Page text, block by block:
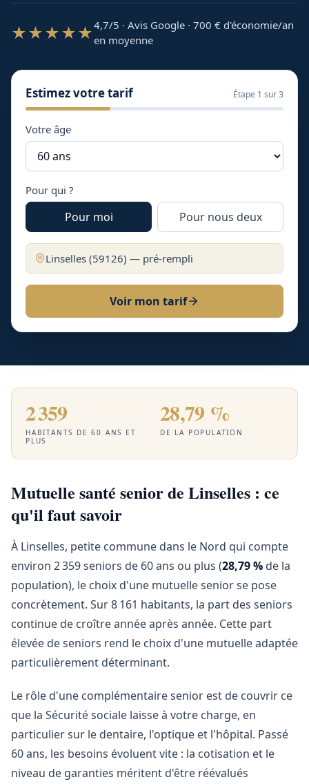
★★★★★4,7/5 · Avis Google · 700 € d'économie/an
en moyenne
Estimez votre tarif Étape 1 sur 3
Votre âge
Pour qui ?
Pour moi Pour nous deux
Linselles (59126) — pré-rempli
Voir mon tarif
2 359
HABITANTS DE 60 ANS ET
PLUS
28,79 %
DE LA POPULATION
Mutuelle santé senior de Linselles : ce
qu'il faut savoir
À Linselles, petite commune dans le Nord qui compte
environ 2 359 seniors de 60 ans ou plus (28,79 % de la
population), le choix d'une mutuelle senior se pose
concrètement. Sur 8 161 habitants, la part des seniors
continue de croître année après année. Cette part
élevée de seniors rend le choix d'une mutuelle adaptée
particulièrement déterminant.
Le rôle d'une complémentaire senior est de couvrir ce
que la Sécurité sociale laisse à votre charge, en
particulier sur le dentaire, l'optique et l'hôpital. Passé
60 ans, les besoins évoluent vite : la cotisation et le
niveau de garanties méritent d'être réévalués